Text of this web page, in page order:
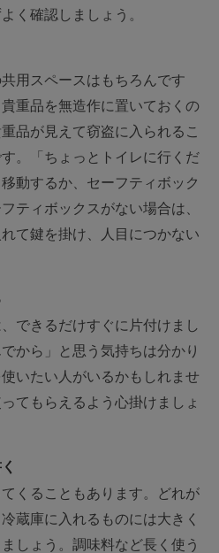
く確認しましょう。
用スペースはもちろんです
重品を無造作に置いておくの
品が見えて窃盗に入られるこ
。「ちょっとトイレに行くだ
動するか、セーフティボック
ティボックスがない場合は、
て鍵を掛け、人目につかない
できるだけすぐに片付けまし
から」と思う気持ちは分かり
いたい人がいるかもしれませ
てもらえるよう心掛けましょ
くることもあります。どれが
蔵庫に入れるものには大きく
しょう。調味料など長く使う